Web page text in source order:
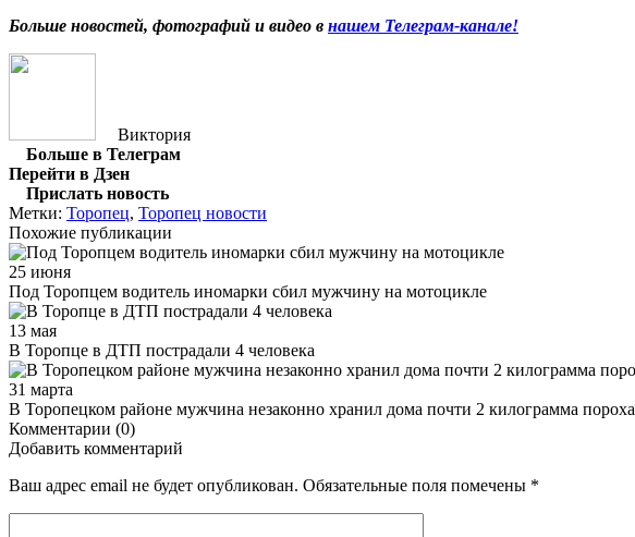
Больше новостей, фотографий и видео в нашем Телеграм-канале!
Виктория
Больше в Телеграм
Перейти в Дзен
Прислать новость
Метки: Торопец, Торопец новости
Похожие публикации
25 июня
Под Торопцем водитель иномарки сбил мужчину на мотоцикле
13 мая
В Торопце в ДТП пострадали 4 человека
31 марта
В Торопецком районе мужчина незаконно хранил дома почти 2 килограмма пороха
Комментарии (0)
Добавить комментарий
Ваш адрес email не будет опубликован. Обязательные поля помечены *